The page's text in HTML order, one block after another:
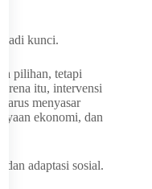
kunci.
pilihan, tetapi
itu, intervensi
menyasar
ekonomi, dan
dan adaptasi sosial.